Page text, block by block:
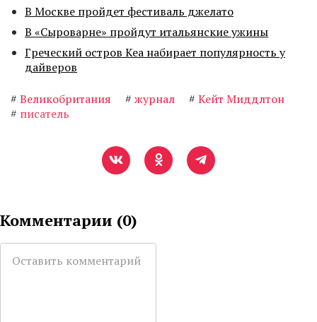
В Москве пройдет фестиваль джелато
В «Сыроварне» пройдут итальянские ужины
Греческий остров Кеа набирает популярность у
дайверов
# Великобритания # журнал # Кейт Миддлтон
# писатель
Комментарии (0)